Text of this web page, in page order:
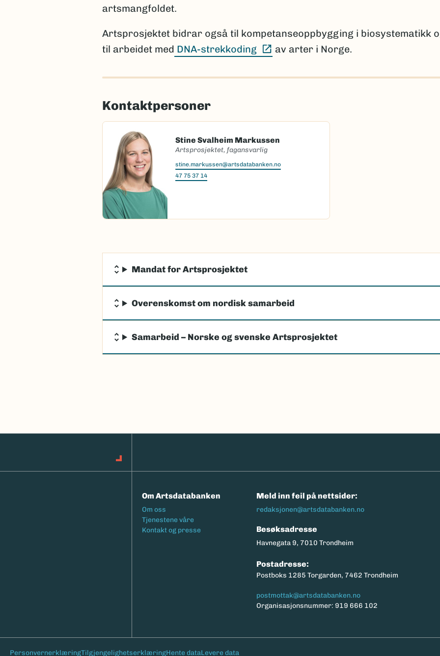
artsmangfoldet.
Artsprosjektet bidrar også til kompetanseoppbygging i biosystematikk
til arbeidet med DNA-strekkoding (Ekstern lenke)
av arter i Norge.
Kontaktpersoner
Stine Svalheim Markussen
Artsprosjektet, fagansvarlig
stine.markussen@artsdatabanken.no
47 75 37 14
Mandat for Artsprosjektet
Overenskomst om nordisk samarbeid
Samarbeid – Norske og svenske Artsprosjektet
Om Artsdatabanken
Footermeny
Om oss
Tjenestene våre
Kontakt og presse
Meld inn feil på nettsider:
redaksjonen@artsdatabanken.no
Besøksadresse
Havnegata 9, 7010 Trondheim
Postadresse:
Postboks 1285 Torgarden, 7462 Trondheim
postmottak@artsdatabanken.no
Organisasjonsnummer: 919 666 102
Bunntekst
PersonvernerklæringTilgjengelighetserklæringHente dataLevere data